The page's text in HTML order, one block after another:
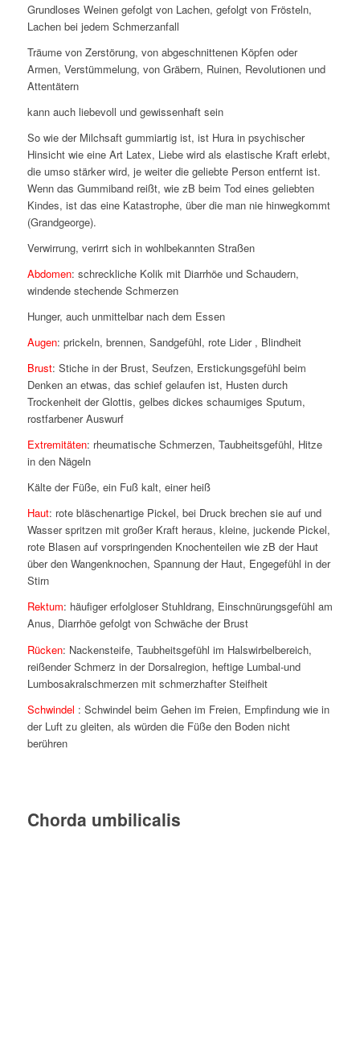
Grundloses Weinen gefolgt von Lachen, gefolgt von Frösteln,
Lachen bei jedem Schmerzanfall
Träume von Zerstörung, von abgeschnittenen Köpfen oder
Armen, Verstümmelung, von Gräbern, Ruinen, Revolutionen und
Attentätern
kann auch liebevoll und gewissenhaft sein
So wie der Milchsaft gummiartig ist, ist Hura in psychischer
Hinsicht wie eine Art Latex, Liebe wird als elastische Kraft erlebt,
die umso stärker wird, je weiter die geliebte Person entfernt ist.
Wenn das Gummiband reißt, wie zB beim Tod eines geliebten
Kindes, ist das eine Katastrophe, über die man nie hinwegkommt
(Grandgeorge).
Verwirrung, verirrt sich in wohlbekannten Straßen
Abdomen: schreckliche Kolik mit Diarrhöe und Schaudern,
windende stechende Schmerzen
Hunger, auch unmittelbar nach dem Essen
Augen: prickeln, brennen, Sandgefühl, rote Lider , Blindheit
Brust: Stiche in der Brust, Seufzen, Erstickungsgefühl beim
Denken an etwas, das schief gelaufen ist, Husten durch
Trockenheit der Glottis, gelbes dickes schaumiges Sputum,
rostfarbener Auswurf
Extremitäten: rheumatische Schmerzen, Taubheitsgefühl, Hitze
in den Nägeln
Kälte der Füße, ein Fuß kalt, einer heiß
Haut: rote bläschenartige Pickel, bei Druck brechen sie auf und
Wasser spritzen mit großer Kraft heraus, kleine, juckende Pickel,
rote Blasen auf vorspringenden Knochenteilen wie zB der Haut
über den Wangenknochen, Spannung der Haut, Engegefühl in der
Stirn
Rektum: häufiger erfolgloser Stuhldrang, Einschnürungsgefühl am
Anus, Diarrhöe gefolgt von Schwäche der Brust
Rücken: Nackensteife, Taubheitsgefühl im Halswirbelbereich,
reißender Schmerz in der Dorsalregion, heftige Lumbal-und
Lumbosakralschmerzen mit schmerzhafter Steifheit
Schwindel : Schwindel beim Gehen im Freien, Empfindung wie in
der Luft zu gleiten, als würden die Füße den Boden nicht
berühren
Chorda umbilicalis